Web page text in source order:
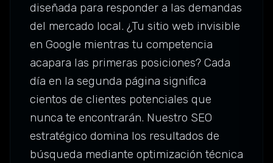
diseñada para responder a las demandas
del mercado local. ¿Tu sitio web invisible
en Google mientras tu competencia
acapara las primeras posiciones? Cada
día en la segunda página significa
cientos de clientes potenciales que
nunca te encontrarán. Nuestro SEO
estratégico domina los resultados de
búsqueda mediante optimización técnica